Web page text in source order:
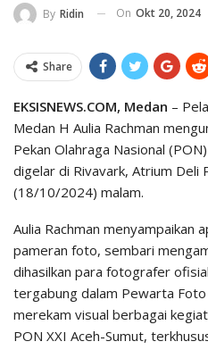
By Ridin On Okt 20, 2024
Share
EKSISNEWS.COM, Medan –
Medan H Aulia Rachman
Pekan Olahraga Nasional
digelar di Rivavark, Atrium Deli
(18/10/2024) malam.
Aulia Rachman menyampaikan
pameran foto, sembari
dihasilkan para fotografer
tergabung dalam Pewarta
merekam visual berbagai
PON XXI Aceh-Sumut,